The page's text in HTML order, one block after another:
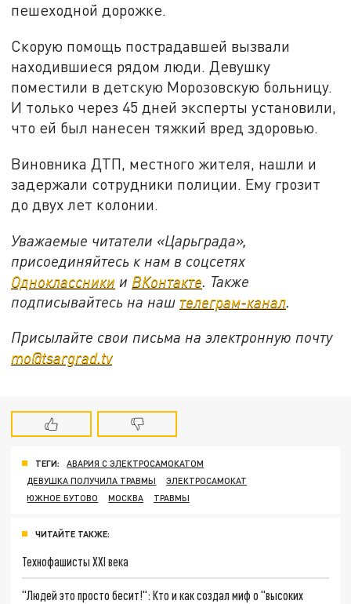
пешеходной дорожке.
Скорую помощь пострадавшей вызвали
находившиеся рядом люди. Девушку
поместили в детскую Морозовскую больницу.
И только через 45 дней эксперты установили,
что ей был нанесен тяжкий вред здоровью.
Виновника ДТП, местного жителя, нашли и
задержали сотрудники полиции. Ему грозит
до двух лет колонии.
Уважаемые читатели «Царьграда»,
присоединяйтесь к нам в соцсетях
Одноклассники и ВКонтакте . Также
подписывайтесь на наш телеграм-канал
Присылайте свои письма на электронную почту
mo@tsargrad.tv
ТЕГИ:
АВАРИЯ С ЭЛЕКТРОСАМОКАТОМ
ДЕВУШКА ПОЛУЧИЛА ТРАВМЫ
ЭЛЕКТРОСАМОКАТ
ЮЖНОЕ БУТОВО
МОСКВА ТРАВМЫ
ЧИТАЙТЕ ТАКЖЕ:
Технофашисты XXI века
"Людей это просто бесит!": Кто и как создал миф о "высоких